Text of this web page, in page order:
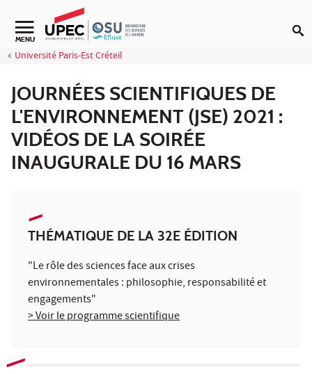
Aller au contenu
Navigation secondaire
MENU
Université Paris-Est Créteil
JOURNÉES SCIENTIFIQUES DE
L'ENVIRONNEMENT (JSE) 2021 :
VIDÉOS DE LA SOIRÉE
INAUGURALE DU 16 MARS
THÉMATIQUE DE LA 32E ÉDITION
"Le rôle des sciences face aux crises
environnementales : philosophie, responsabilité et
engagements"
> Voir le programme scientifique